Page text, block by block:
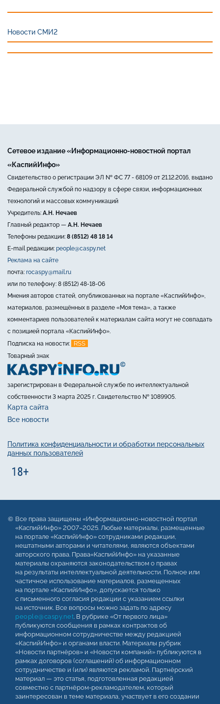
Новости СМИ2
Сетевое издание «Информационно-новостной портал
«КаспийИнфо»
Свидетельство о регистрации ЭЛ № ФС 77 - 68109 от 21.12.2016, выдано
Федеральной службой по надзору в сфере связи, информационных
технологий и массовых коммуникаций
Учредитель: А.Н. Нечаев
Главный редактор — А.Н. Нечаев
Телефоны редакции: 8 (8512) 48 18 14
E-mail редакции: people@caspy.net
Реклама на сайте
почта: rocaspy@mail.ru
или по телефону: 8 (8512) 48-18-06
Мнения авторов статей, опубликованных на портале «КаспийИнфо»,
материалов, размещённых в разделе «Моя тема», а также
комментариев пользователей к материалам сайта могут не совпадать
с позицией портала «КаспийИнфо».
Подписка на новости:
RSS
Товарный знак
зарегистрирован в Федеральной службе по интеллектуальной
собственности 3 марта 2025 г. Свидетельство № 1089905.
Карта сайта
Все новости
Политика конфиденциальности и обработки персональных
данных пользователей
Все права защищены «Информационно-новостной портал
«КаспийИнфо» 2007–2025. Любые материалы, размещенные
на портале «КаспийИнфо» сотрудниками редакции,
нештатными авторами и читателями, являются объектами
авторского права. Права«КаспийИнфо» на указанные
материалы охраняются законодательством о правах
на результаты интеллектуальной деятельности. Полное или
частичное использование материалов, размещенных
на портале «КаспийИнфо», допускается только
с письменного согласия редакции с указанием ссылки
на источник. Все вопросы можно задать по адресу
people@caspy.net. В рубрике «От первого лица»
публикуются сообщения в рамках контрактов об
информационном сотрудничестве между редакцией
«КаспийИнфо» и органами власти. Материалы рубрик
«Новости партнёров» и «Новости компаний» публикуются в
рамках договоров (соглашений) об информационном
сотрудничестве и (или) являются рекламой. Партнёрский
материал — это статья, подготовленная редакцией
совместно с партнёром-рекламодателем, который
заинтересован в теме материала, участвует в его создании